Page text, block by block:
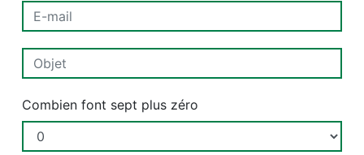
Combien font sept plus zéro